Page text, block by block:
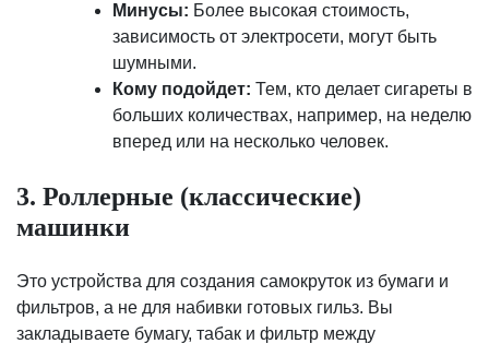
Минусы: Более высокая стоимость,
зависимость от электросети, могут быть
шумными.
Кому подойдет: Тем, кто делает сигареты в
больших количествах, например, на неделю
вперед или на несколько человек.
3. Роллерные (классические)
машинки
Это устройства для создания самокруток из бумаги и
фильтров, а не для набивки готовых гильз. Вы
закладываете бумагу, табак и фильтр между